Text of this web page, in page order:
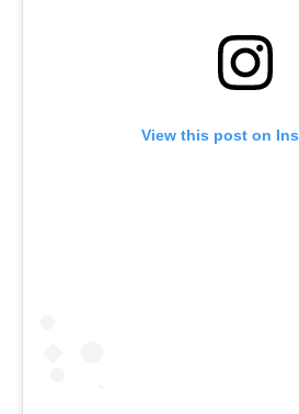
View this post on